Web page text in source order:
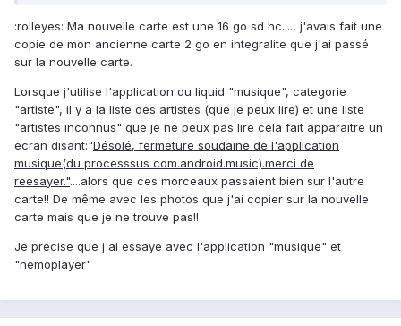
:rolleyes: Ma nouvelle carte est une 16 go sd hc...., j'avais fait une
copie de mon ancienne carte 2 go en integralite que j'ai passé
sur la nouvelle carte.
Lorsque j'utilise l'application du liquid "musique", categorie
"artiste", il y a la liste des artistes (que je peux lire) et une liste
"artistes inconnus" que je ne peux pas lire cela fait apparaitre un
ecran disant:"Désolé, fermeture soudaine de l'application
musique(du processsus com.android.music).merci de
reesayer."....alors que ces morceaux passaient bien sur l'autre
carte!! De même avec les photos que j'ai copier sur la nouvelle
carte mais que je ne trouve pas!!
Je precise que j'ai essaye avec l'application "musique" et
"nemoplayer"